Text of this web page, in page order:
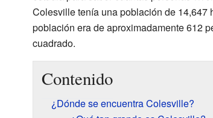
Colesville tenía una población de 14,647
población era de aproximadamente 612
cuadrado.
Contenido
¿Dónde se encuentra Colesville?